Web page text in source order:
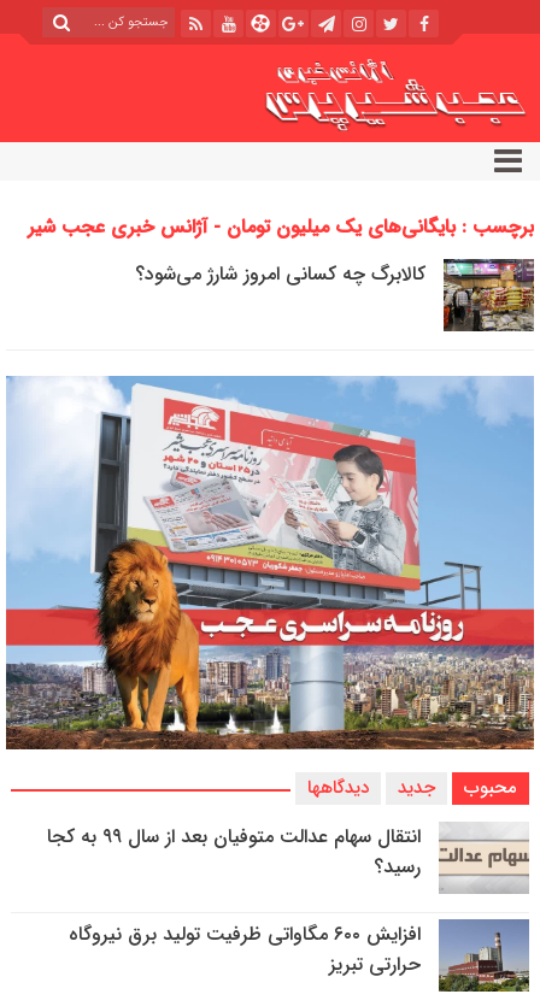
برچسب : بایگانی‌های یک میلیون تومان - آژانس خبری عجب شیر
پرس
کالابرگ چه کسانی امروز شارژ می‌شود؟
محبوب جدید دیدگاهها
انتقال سهام عدالت متوفیان بعد از سال ۹۹ به کجا
رسید؟
افزایش ۶۰۰ مگاواتی ظرفیت تولید برق نیروگاه
حرارتی تبریز